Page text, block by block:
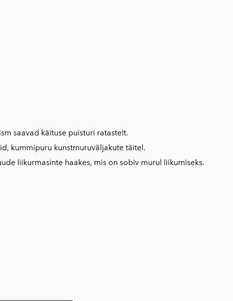
saavad käituse puisturi ratastelt.
kummipuru kunstmuruväljakute täitel.
liikurmasinte haakes, mis on sobiv murul liikumiseks.